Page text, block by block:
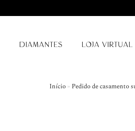
DIAMANTES LOJA VIRTUAL
Início» Pedido de casamento